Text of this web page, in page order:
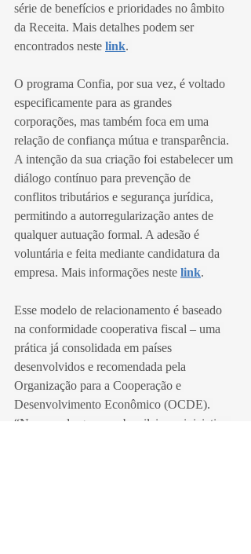
série de benefícios e prioridades no âmbito
da Receita. Mais detalhes podem ser
encontrados neste link.
O programa Confia, por sua vez, é voltado
especificamente para as grandes
corporações, mas também foca em uma
relação de confiança mútua e transparência.
A intenção da sua criação foi estabelecer um
diálogo contínuo para prevenção de
conflitos tributários e segurança jurídica,
permitindo a autorregularização antes de
qualquer autuação formal. A adesão é
voluntária e feita mediante candidatura da
empresa. Mais informações neste link.
Esse modelo de relacionamento é baseado
na conformidade cooperativa fiscal – uma
prática já consolidada em países
desenvolvidos e recomendada pela
Organização para a Cooperação e
Desenvolvimento Econômico (OCDE).
“No caso do governo brasileiro, a iniciativa